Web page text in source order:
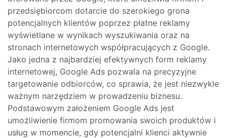
przedsiębiorcom dotarcie do szerokiego grona
potencjalnych klientów poprzez płatne reklamy
wyświetlane w wynikach wyszukiwania oraz na
stronach internetowych współpracujących z Google.
Jako jedna z najbardziej efektywnych form reklamy
internetowej, Google Ads pozwala na precyzyjne
targetowanie odbiorców, co sprawia, że jest niezwykle
ważnym narzędziem w prowadzeniu biznesu.
Podstawowym założeniem Google Ads jest
umożliwienie firmom promowania swoich produktów i
usług w momencie, gdy potencjalni klienci aktywnie